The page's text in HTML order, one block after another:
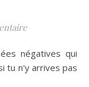
négatives qui
tu n'y arrives pas